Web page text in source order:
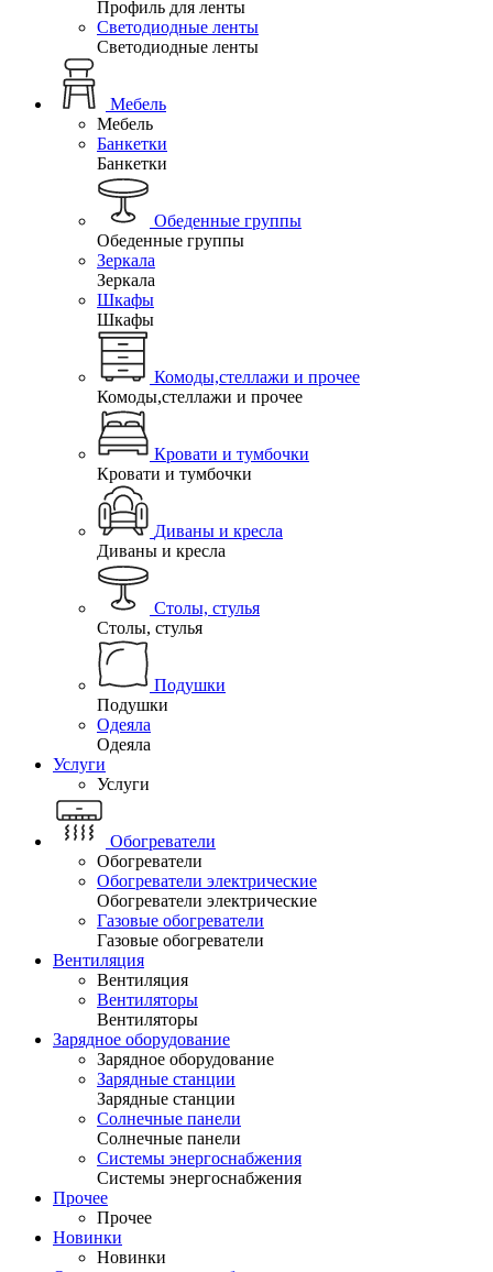
Профиль для ленты
Светодиодные ленты
Светодиодные ленты
Мебель
Мебель
Банкетки
Банкетки
Обеденные группы
Обеденные группы
Зеркала
Зеркала
Шкафы
Шкафы
Комоды,стеллажи и прочее
Комоды,стеллажи и прочее
Кровати и тумбочки
Кровати и тумбочки
Диваны и кресла
Диваны и кресла
Столы, стулья
Столы, стулья
Подушки
Подушки
Одеяла
Одеяла
Услуги
Услуги
Обогреватели
Обогреватели
Обогреватели электрические
Обогреватели электрические
Газовые обогреватели
Газовые обогреватели
Вентиляция
Вентиляция
Вентиляторы
Вентиляторы
Зарядное оборудование
Зарядное оборудование
Зарядные станции
Зарядные станции
Солнечные панели
Солнечные панели
Системы энергоснабжения
Системы энергоснабжения
Прочее
Прочее
Новинки
Новинки